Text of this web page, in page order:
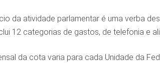
da atividade parlamentar é uma verba
12 categorias de gastos, de telefonia e
da cota varia para cada Unidade da